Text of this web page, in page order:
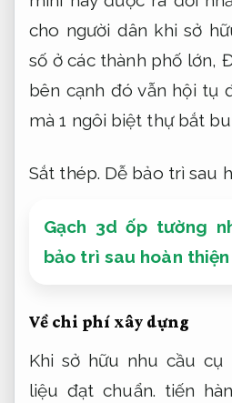
cho người dân khi sở
số ở các thành phố lớn,
bên cạnh đó vẫn hội tụ
mà 1 ngôi biệt thự bắt
Sắt thép. Dễ bảo trì sau
Gạch 3d ốp tường
bảo trì sau hoàn thiện
Về chi phí xây dựng
Khi sở hữu nhu cầu cụ
liệu đạt chuẩn. tiến